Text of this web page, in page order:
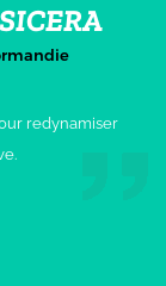
redynamiser